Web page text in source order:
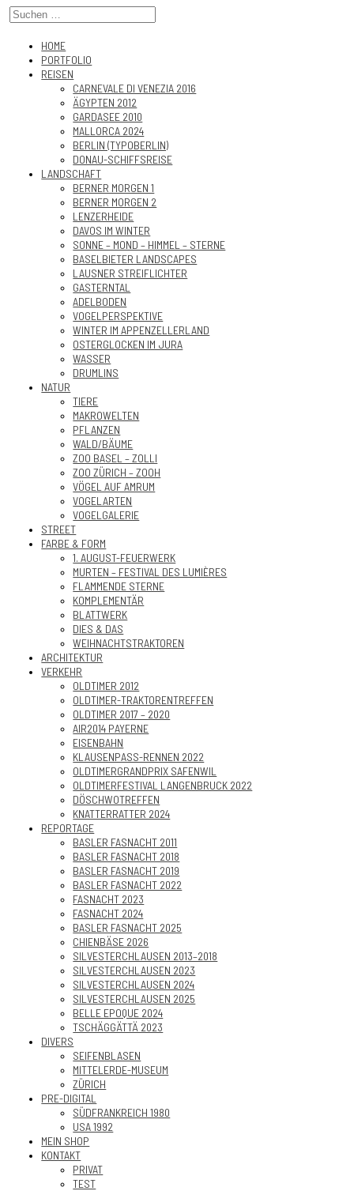
HOME
PORTFOLIO
REISEN
CARNEVALE DI VENEZIA 2016
ÄGYPTEN 2012
GARDASEE 2010
MALLORCA 2024
BERLIN (TYPOBERLIN)
DONAU-SCHIFFSREISE
LANDSCHAFT
BERNER MORGEN 1
BERNER MORGEN 2
LENZERHEIDE
DAVOS IM WINTER
SONNE – MOND – HIMMEL – STERNE
BASELBIETER LANDSCAPES
LAUSNER STREIFLICHTER
GASTERNTAL
ADELBODEN
VOGELPERSPEKTIVE
WINTER IM APPENZELLERLAND
OSTERGLOCKEN IM JURA
WASSER
DRUMLINS
NATUR
TIERE
MAKROWELTEN
PFLANZEN
WALD/BÄUME
ZOO BASEL – ZOLLI
ZOO ZÜRICH – ZOOH
VÖGEL AUF AMRUM
VOGELARTEN
VOGELGALERIE
STREET
FARBE & FORM
1. AUGUST-FEUERWERK
MURTEN – FESTIVAL DES LUMIÈRES
FLAMMENDE STERNE
KOMPLEMENTÄR
BLATTWERK
DIES & DAS
WEIHNACHTSTRAKTOREN
ARCHITEKTUR
VERKEHR
OLDTIMER 2012
OLDTIMER-TRAKTORENTREFFEN
OLDTIMER 2017 – 2020
AIR2014 PAYERNE
EISENBAHN
KLAUSENPASS-RENNEN 2022
OLDTIMERGRANDPRIX SAFENWIL
OLDTIMERFESTIVAL LANGENBRUCK 2022
DÖSCHWOTREFFEN
KNATTERRATTER 2024
REPORTAGE
BASLER FASNACHT 2011
BASLER FASNACHT 2018
BASLER FASNACHT 2019
BASLER FASNACHT 2022
FASNACHT 2023
FASNACHT 2024
BASLER FASNACHT 2025
CHIENBÄSE 2026
SILVESTERCHLAUSEN 2013–2018
SILVESTERCHLAUSEN 2023
SILVESTERCHLAUSEN 2024
SILVESTERCHLAUSEN 2025
BELLE EPOQUE 2024
TSCHÄGGÄTTÄ 2023
DIVERS
SEIFENBLASEN
MITTELERDE-MUSEUM
ZÜRICH
PRE-DIGITAL
SÜDFRANKREICH 1980
USA 1992
MEIN SHOP
KONTAKT
PRIVAT
TEST